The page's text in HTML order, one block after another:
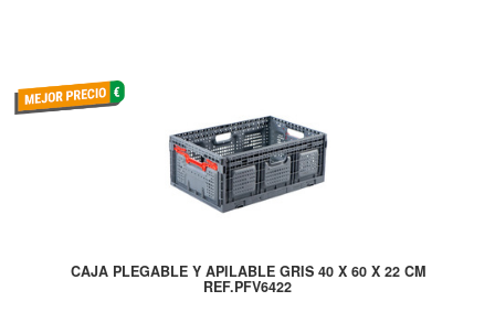
CAJA PLEGABLE Y APILABLE GRIS 40 X 60 X 22 CM
REF.PFV6422